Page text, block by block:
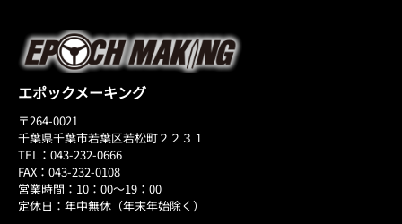
エポックメーキング
〒264-0021
千葉県千葉市若葉区若松町２２３１
TEL：043-232-0666
FAX：043-232-0108
営業時間：10：00～19：00
定休日：年中無休（年末年始除く）